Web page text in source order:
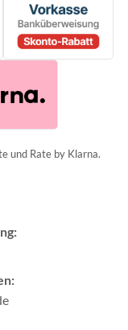
und Rate by Klarna.